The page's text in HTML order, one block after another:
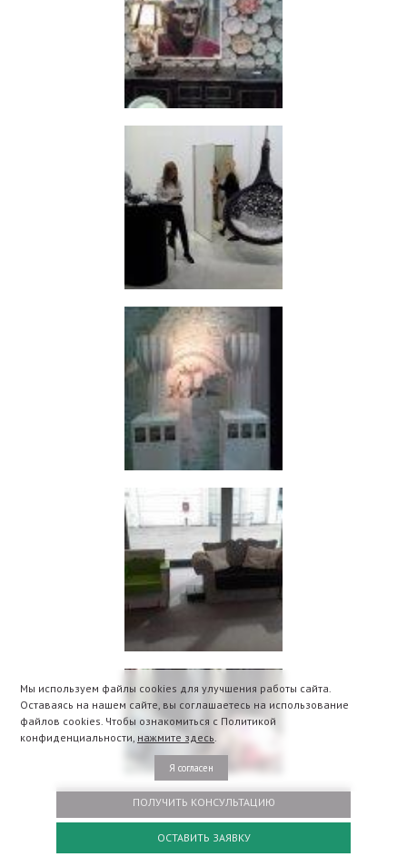
ПОЛУЧИТЬ КОНСУЛЬТАЦИЮ
ОСТАВИТЬ ЗАЯВКУ
Мы используем файлы cookies для улучшения работы сайта.
Оставаясь на нашем сайте, вы соглашаетесь на использование
файлов cookies. Чтобы ознакомиться с Политикой
конфиденциальности, нажмите здесь.
Я согласен